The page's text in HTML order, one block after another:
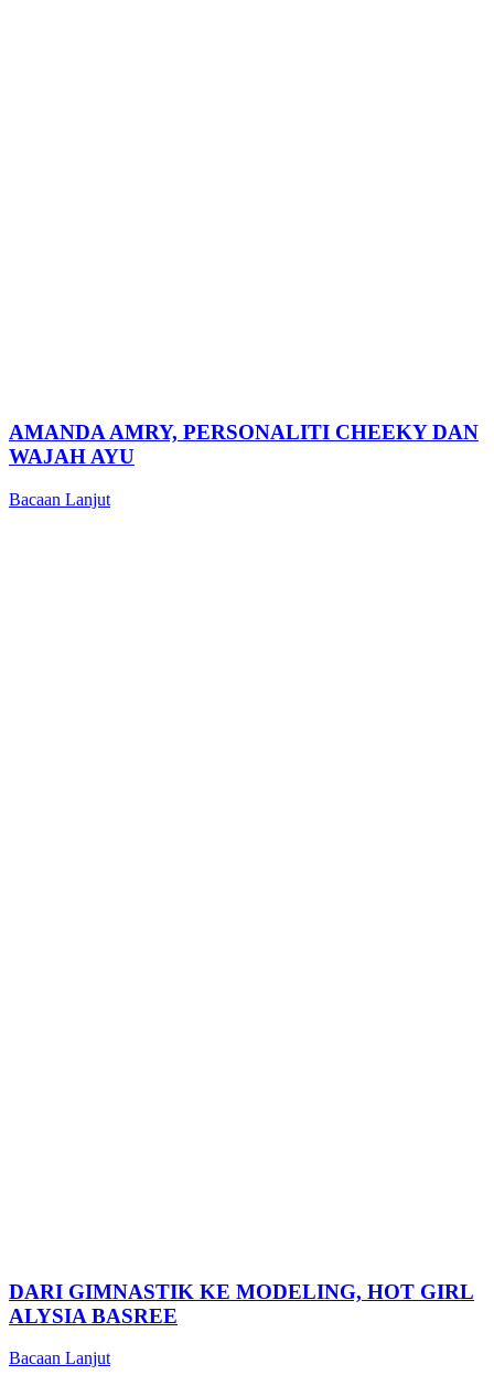
AMANDA AMRY, PERSONALITI CHEEKY DAN
WAJAH AYU
Bacaan Lanjut
DARI GIMNASTIK KE MODELING, HOT GIRL
ALYSIA BASREE
Bacaan Lanjut